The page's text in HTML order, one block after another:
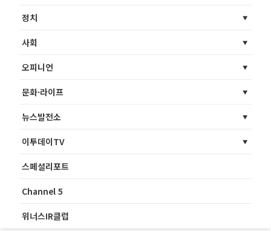
정치
사회
오피니언
문화·라이프
뉴스발전소
이투데이TV
스페셜리포트
Channel 5
위너스IR클럽